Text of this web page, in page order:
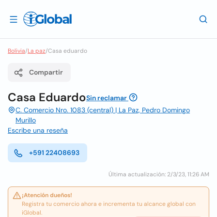
Bolivia/La paz/Casa eduardo
Compartir
Casa EduardoSin reclamar
C. Comercio Nro. 1083 (central) | La Paz, Pedro Domingo
Murillo
Escribe una reseña
+591 22408693
Última actualización: 2/3/23, 11:26 AM
¡Atención dueños!
Registra tu comercio ahora e incrementa tu alcance global con
iGlobal.